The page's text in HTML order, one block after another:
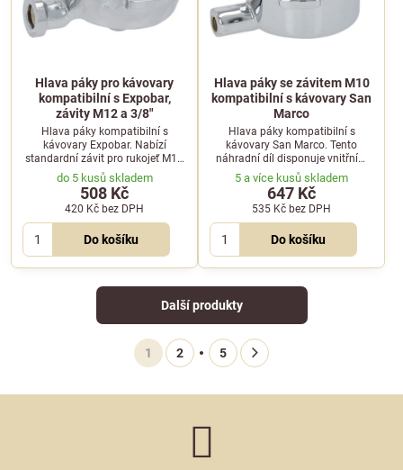
Hlava páky pro kávovary
kompatibilní s Expobar,
závity M12 a 3/8"
Hlava páky kompatibilní s
kávovary Expobar. Nabízí
standardní závit pro rukojeť M12
a spodní závit pro výpust o
rozměru 3/8".
do 5 kusů skladem
508 Kč
420 Kč bez DPH
Do košíku
Hlava páky se závitem M10
kompatibilní s kávovary San
Marco
Hlava páky kompatibilní s
kávovary San Marco. Tento
náhradní díl disponuje vnitřním
závitem pro rukojeť M10 a
spodním závitem pro montáž
výpusti o velikosti 3/8".
5 a více kusů skladem
647 Kč
535 Kč bez DPH
Do košíku
Další produkty
1 2 5